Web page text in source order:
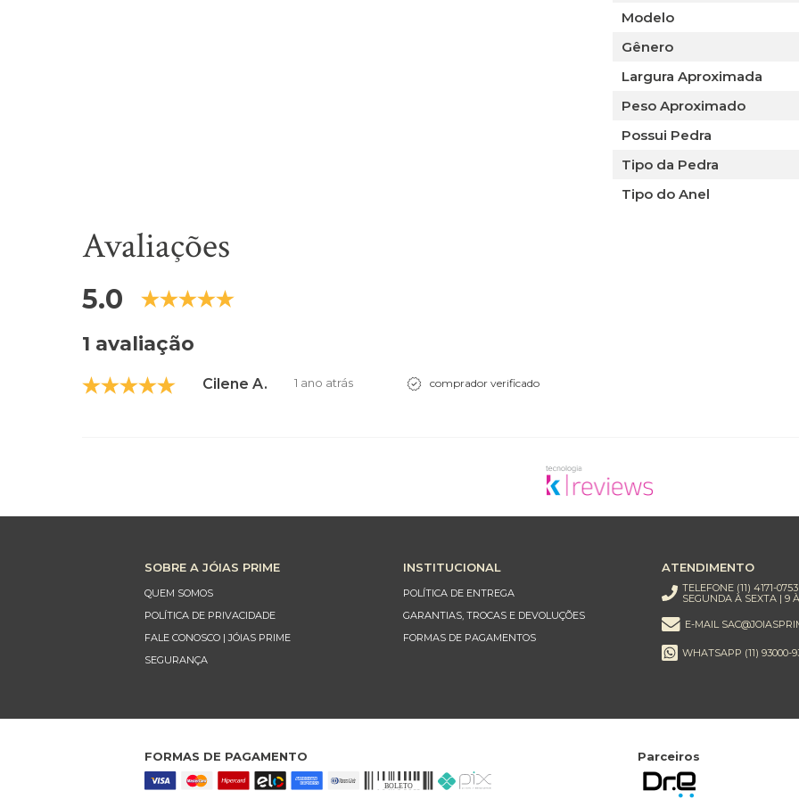
Modelo
Gênero
Largura Aproximada
Peso Aproximado
Possui Pedra
Tipo da Pedra
Tipo do Anel
Avaliações
5.0
1 avaliação
Cilene A. 1 ano atrás comprador verificado
SOBRE A JÓIAS PRIME
QUEM SOMOS
POLÍTICA DE PRIVACIDADE
FALE CONOSCO | JÓIAS PRIME
SEGURANÇA
INSTITUCIONAL
POLÍTICA DE ENTREGA
GARANTIAS, TROCAS E DEVOLUÇÕES
FORMAS DE PAGAMENTOS
ATENDIMENTO
TELEFONE (11) 4171-0753
SEGUNDA À SEXTA | 9
E-MAIL
WHATSAPP (11) 93000-
FORMAS DE PAGAMENTO Parceiros